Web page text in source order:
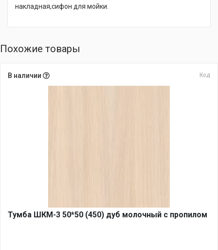
накладная,сифон для мойки.
Похожие товары
В наличии Код
Тумба ШКМ-3 50*50 (450) дуб молочный с пропилом